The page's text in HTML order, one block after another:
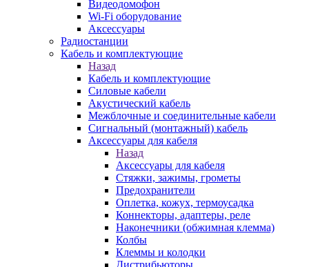
Видеодомофон
Wi-Fi оборудование
Аксессуары
Радиостанции
Кабель и комплектующие
Назад
Кабель и комплектующие
Силовые кабели
Акустический кабель
Межблочные и соединительные кабели
Сигнальный (монтажный) кабель
Аксессуары для кабеля
Назад
Аксессуары для кабеля
Стяжки, зажимы, грометы
Предохранители
Оплетка, кожух, термоусадка
Коннекторы, адаптеры, реле
Наконечники (обжимная клемма)
Колбы
Клеммы и колодки
Дистрибьюторы